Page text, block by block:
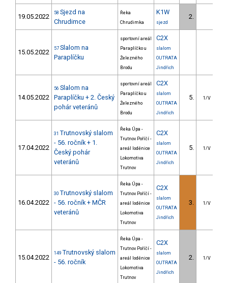
19.05.2022 58 Sjezd na
Chrudimce
Řeka
Chrudimka
K1W
sjezd
2.
15.05.2022 57 Slalom na
Paraplíčku
sportovní areál
Paraplíčko u
Železného
Brodu
C2X
slalom
OUTRATA
Jindřich
14.05.2022
56 Slalom na
Paraplíčku + 2. Český
pohár veteránů
sportovní areál
Paraplíčko u
Železného
Brodu
C2X
slalom
OUTRATA
Jindřich
5. 1/V
17.04.2022
31 Trutnovský slalom
- 56. ročník + 1.
Český pohár
veteránů
Řeka Úpa -
Trutnov Poříčí -
areál loděnice
Lokomotiva
Trutnov
C2X
slalom
OUTRATA
Jindřich
5. 1/V
16.04.2022
30 Trutnovský slalom
- 56. ročník + MČR
veteránů
Řeka Úpa -
Trutnov Poříčí -
areál loděnice
Lokomotiva
Trutnov
C2X
slalom
OUTRATA
Jindřich
3. 1/V
15.04.2022
149 Trutnovský slalom
- 56. ročník
Řeka Úpa -
Trutnov Poříčí -
areál loděnice
Lokomotiva
Trutnov
C2X
slalom
OUTRATA
Jindřich
2. 1/V